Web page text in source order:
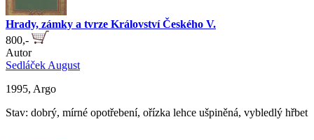
Hrady, zámky a tvrze Království Českého V.
800,-
Autor
Sedláček August
1995, Argo
Stav: dobrý, mírné opotřebení, ořízka lehce ušpiněná, vybledlý hřbet